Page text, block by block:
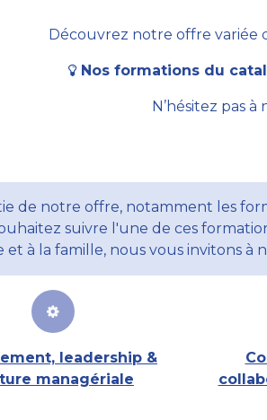
Découvrez notre offre variée
Nos formations du
N’hésitez pas
de notre offre, notamment les
suivre l'une de ces
et à la famille, nous vous invitons à
leadership &
managériale